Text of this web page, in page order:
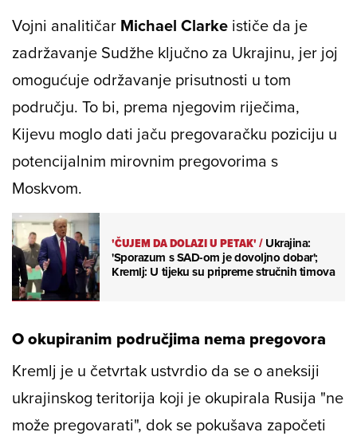
Vojni analitičar Michael Clarke ističe da je
zadržavanje Sudžhe ključno za Ukrajinu, jer joj
omogućuje održavanje prisutnosti u tom
području. To bi, prema njegovim riječima,
Kijevu moglo dati jaču pregovaračku poziciju u
potencijalnim mirovnim pregovorima s
Moskvom.
'ČUJEM DA DOLAZI U PETAK'/Ukrajina:
'Sporazum s SAD-om je dovoljno dobar';
Kremlj: U tijeku su pripreme stručnih timova
O okupiranim područjima nema pregovora
Kremlj je u četvrtak ustvrdio da se o aneksiji
ukrajinskog teritorija koji je okupirala Rusija "ne
može pregovarati", dok se pokušava započeti